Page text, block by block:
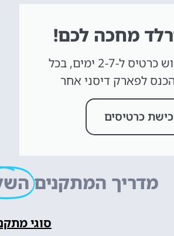
מחכה לכם!
אפשרות לרכוש כרטיס ל-2-7 ימים, בכל
לפארק דיסני אחר
כרטיסים
מדריך המתקנים
סוגי